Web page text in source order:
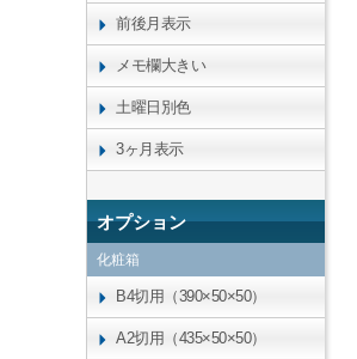
前後月表示
メモ欄大きい
土曜日別色
3ヶ月表示
オプション
化粧箱
B4切用（390×50×50）
A2切用（435×50×50）